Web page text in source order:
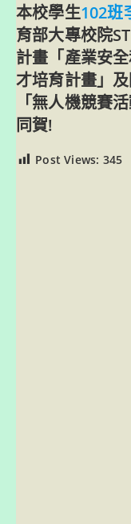
本校學生102班
育部大專校院
計畫「產業安
才培育計畫」
「無人機競賽
同賀!
Post Views: 345